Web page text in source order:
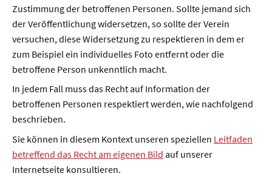
Zustimmung der betroffenen Personen. Sollte jemand sich
der Veröffentlichung widersetzen, so sollte der Verein
versuchen, diese Widersetzung zu respektieren in dem er
zum Beispiel ein individuelles Foto entfernt oder die
betroffene Person unkenntlich macht.
In jedem Fall muss das Recht auf Information der
betroffenen Personen respektiert werden, wie nachfolgend
beschrieben.
Sie können in diesem Kontext unseren speziellen Leitfaden
betreffend das Recht am eigenen Bild auf unserer
Internetseite konsultieren.